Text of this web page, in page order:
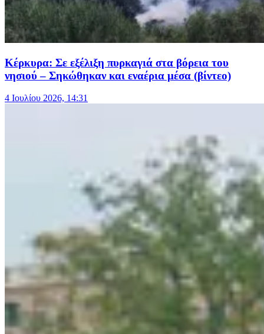
Κέρκυρα: Σε εξέλιξη πυρκαγιά στα βόρεια του
νησιού – Σηκώθηκαν και εναέρια μέσα (βίντεο)
4 Ιουλίου 2026, 14:31